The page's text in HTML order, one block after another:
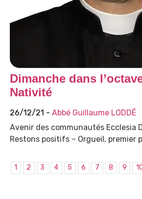
Dimanche dans
Nativité
26/12/21 - Abbé Guillaume LODDÉ
Avenir des communautés Ecclesia
Restons positifs – Orgueil, premier
1 2 3 4 5 6 7 8 9